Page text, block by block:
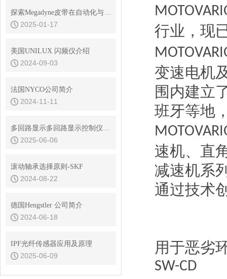
探索Megadyne皮带在自动化与制造中的应用
2025-01-17
美国UNILUX 闪频仪介绍
2024-09-03
法国NYCO公司简介
2024-11-11
多回路显示多回路显示控制仪的常见问题与解决方法
2025-06-06
滚动轴承选择原则-SKF
2024-08-22
德国Hengstler 公司简介
2024-06-18
IPF光纤传感器应用及原理
2025-06-09
行业，现
变速电机
围内建立
班牙等地
速机、直
减速机系
通过技术
用于恶劣
SW-CD